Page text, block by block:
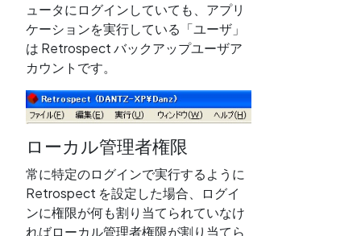
ュータにログインしていても、アプリ
ケーションを実行している「ユーザ」
は Retrospect バックアップユーザア
カウントです。
ローカル管理者権限
常に特定のログインで実行するように
Retrospect を設定した場合、ログイ
ンに権限が何も割り当てられていなけ
ればローカル管理者権限が割り当てら